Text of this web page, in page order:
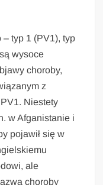
typ 1 (PV1), typ
wysoce
choroby,
z
Niestety
w Afganistanie i
pojawił się w
ale
choroby